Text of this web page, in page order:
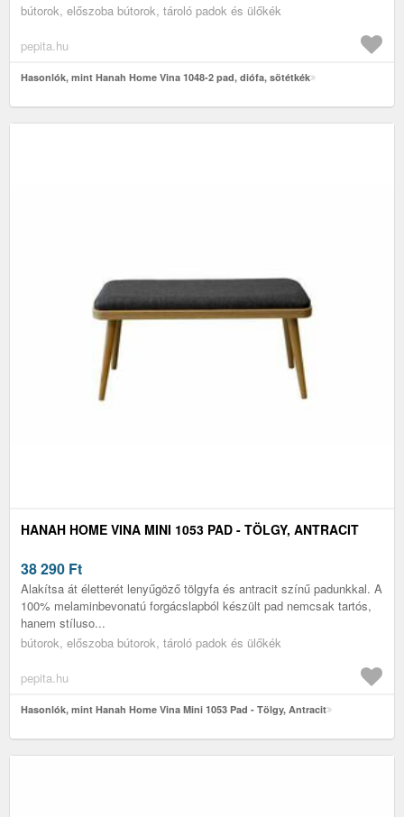
bútorok, előszoba bútorok, tároló padok és ülőkék
pepita.hu
Hasonlók, mint Hanah Home Vina 1048-2 pad, diófa, sötétkék
HANAH HOME VINA MINI 1053 PAD - TÖLGY, ANTRACIT
38 290 Ft
Alakítsa át életterét lenyűgöző tölgyfa és antracit színű padunkkal. A
100% melaminbevonatú forgácslapból készült pad nemcsak tartós,
hanem stíluso...
bútorok, előszoba bútorok, tároló padok és ülőkék
pepita.hu
Hasonlók, mint Hanah Home Vina Mini 1053 Pad - Tölgy, Antracit